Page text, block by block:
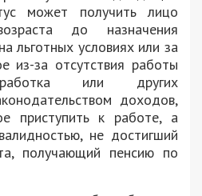
может получить лицо
до назначения
льготных условиях или за
из-за отсутствия работы
или других
доходов,
приступить к работе, а
не достигший
получающий пенсию по